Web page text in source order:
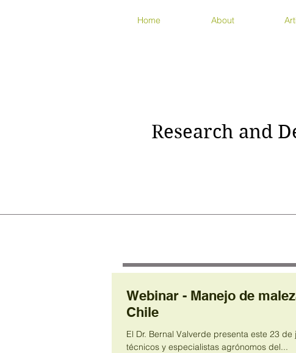
Home About
Research and
Webinar - Manejo de
Chile
El Dr. Bernal Valverde presenta este 23
técnicos y especialistas agrónomos del...